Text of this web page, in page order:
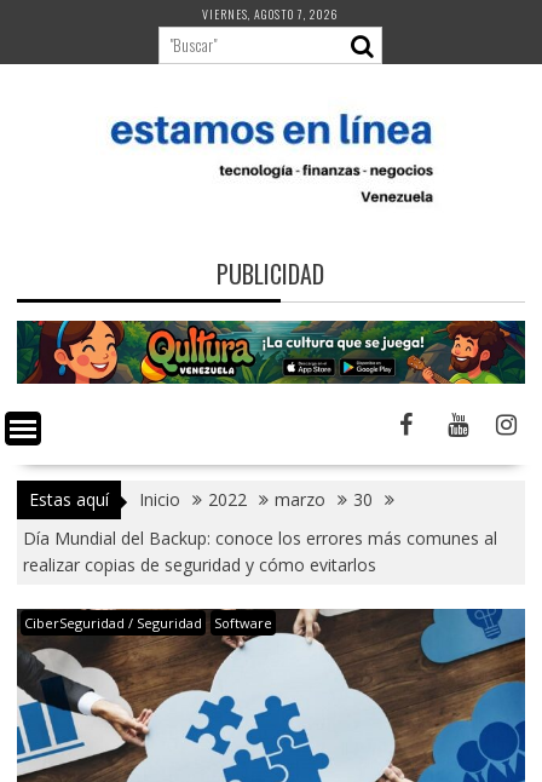
contenido
VIERNES, AGOSTO 7, 2026
PUBLICIDAD
Estas aquí Inicio 2022 marzo
30
Día Mundial del Backup: conoce los errores más comunes al
realizar copias de seguridad y cómo evitarlos
CiberSeguridad / Seguridad Software